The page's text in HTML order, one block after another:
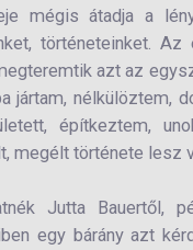
mégis átadja a
történeteinket.
azt az
jártam, nélkülöztem,
építkeztem,
megélt története lesz
Jutta Bauertől,
egy bárány azt